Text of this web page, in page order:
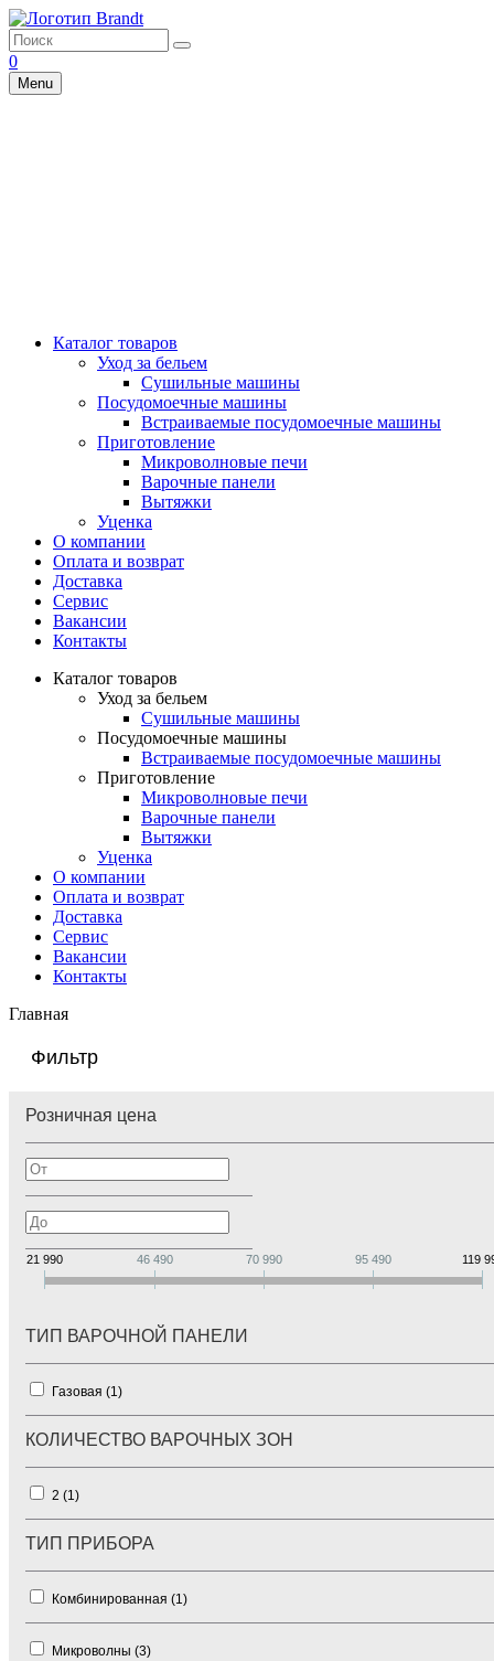
0
Menu
Каталог товаров
Уход за бельем
Сушильные машины
Посудомоечные машины
Встраиваемые посудомоечные машины
Приготовление
Микроволновые печи
Варочные панели
Вытяжки
Уценка
О компании
Оплата и возврат
Доставка
Сервис
Вакансии
Контакты
Каталог товаров
Уход за бельем
Сушильные машины
Посудомоечные машины
Встраиваемые посудомоечные машины
Приготовление
Микроволновые печи
Варочные панели
Вытяжки
Уценка
О компании
Оплата и возврат
Доставка
Сервис
Вакансии
Контакты
Главная
Фильтр
Розничная цена
21 990 46 490 70 990 95 490 119
ТИП ВАРОЧНОЙ ПАНЕЛИ
Газовая (1)
КОЛИЧЕСТВО ВАРОЧНЫХ ЗОН
2 (1)
ТИП ПРИБОРА
Комбинированная (1)
Микроволны (3)